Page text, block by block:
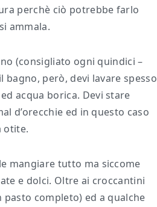
perchè ciò potrebbe farlo
ammala.
(consigliato ogni quindici –
però, devi lavare spesso
acqua borica. Devi stare
d’orecchie ed in questo caso
otite.
mangiare tutto ma siccome
e dolci. Oltre ai croccantini
completo) ed a qualche